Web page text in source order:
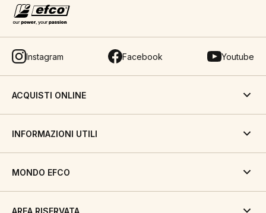
Instagram Facebook Youtube
ACQUISTI ONLINE
INFORMAZIONI UTILI
MONDO EFCO
AREA RISERVATA